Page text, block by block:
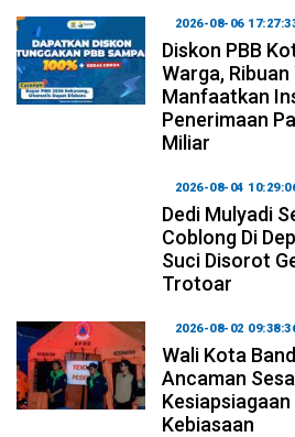
2026-08-06
Diskon PBB
Warga,
Manfaatkan
Penerimaan
Miliar
2026-08-04
Dedi Mulyadi
Coblong Di
Suci Disorot
Trotoar
2026-08-02
Wali Kota
Ancaman
Kebiasaan